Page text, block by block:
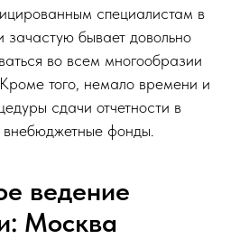
специалистам в
зачастую бывает довольно
во всем многообразии
того, немало времени и
сдачи отчетности в
фонды.
ведение
Москва